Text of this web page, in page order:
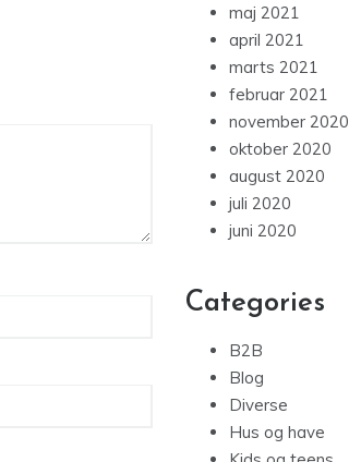
maj 2021
april 2021
marts 2021
februar 2021
november 2020
oktober 2020
august 2020
juli 2020
juni 2020
Categories
B2B
Blog
Diverse
Hus og have